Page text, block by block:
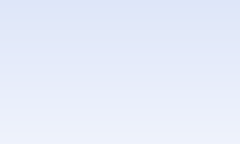
traditionala holistica. Fondata de catre Daniel Kieffer, aceasta